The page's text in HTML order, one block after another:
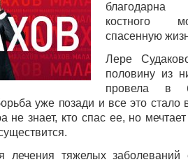
костного
спасенную
Лере
половину из
провела в
уже позади и все это
не знает, кто спас ее, но мечтает
лечения тяжелых заболеваний